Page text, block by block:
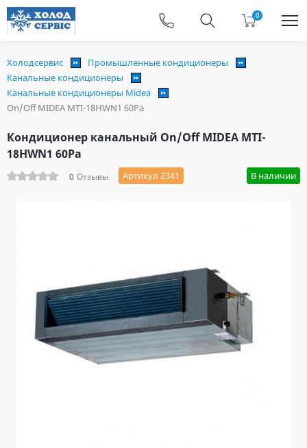
0
Холодсервис
Промышленные кондиционеры
Канальные кондиционеры
Канальные кондиционеры Midea
On/Off MIDEA MTI-18HWN1 60Pa
Кондиционер канальный On/Off MIDEA MTI-
18HWN1 60Pa
0 Отзывы Артикул 2341 В наличии